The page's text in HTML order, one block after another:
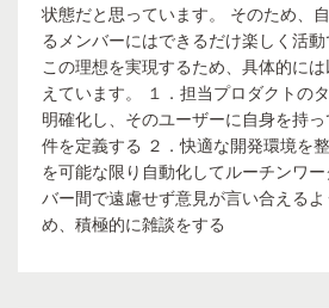
状態だと思っています。 そのため、
るメンバーにはできるだけ楽しく活動
この理想を実現するため、具体的に
えています。 １．担当プロダクトの
明確化し、そのユーザーに自身を持
件を定義する ２．快適な開発環境を
を可能な限り自動化してルーチンワ
バー間で遠慮せず意見が言い合える
め、積極的に雑談をする